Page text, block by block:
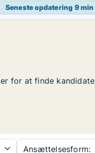
Seneste opdatering 9
for at finde
Ansættelsesform: